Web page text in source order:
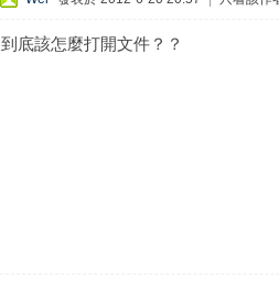
到底該怎麼打開文件？？